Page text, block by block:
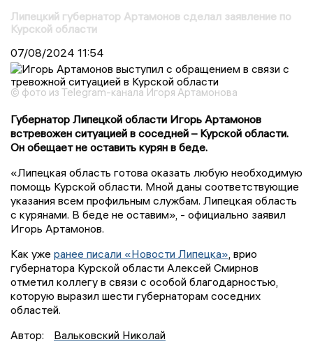
Липецкий губернатор Артамонов сделал заявление по
Курской области
07/08/2024 11:54
© фото из Telegram-канала Игоря Артамонова
Губернатор Липецкой области Игорь Артамонов
встревожен ситуацией в соседней – Курской области.
Он обещает не оставить курян в беде.
«Липецкая область готова оказать любую необходимую
помощь Курской области. Мной даны соответствующие
указания всем профильным службам. Липецкая область
с курянами. В беде не оставим», - официально заявил
Игорь Артамонов.
Как уже ранее писали «Новости Липецка» , врио
губернатора Курской области Алексей Смирнов
отметил коллегу в связи с особой благодарностью,
которую выразил шести губернаторам соседних
областей.
Автор:
Вальковский Николай